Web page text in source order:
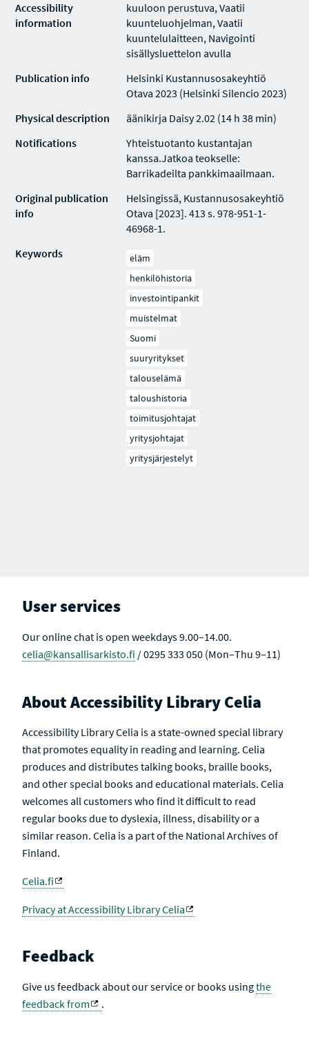
Accessibility
information
kuuloon perustuva, Vaatii
kuunteluohjelman, Vaatii
kuuntelulaitteen, Navigointi
sisällysluettelon avulla
Publication info
Helsinki Kustannusosakeyhtiö
Otava 2023 (Helsinki Silencio 2023)
Physical description
äänikirja Daisy 2.02 (14 h 38 min)
Notifications
Yhteistuotanto kustantajan
kanssa.Jatkoa teokselle:
Barrikadeilta pankkimaailmaan.
Original publication
info
Helsingissä, Kustannusosakeyhtiö
Otava [2023]. 413 s. 978-951-1-
46968-1.
Keywords
eläm
henkilöhistoria
investointipankit
muistelmat
Suomi
suuryritykset
talouselämä
taloushistoria
toimitusjohtajat
yritysjohtajat
yritysjärjestelyt
User services
Our online chat is open weekdays 9.00–14.00.
celia@kansallisarkisto.fi / 0295 333 050 (Mon–Thu 9–11)
About Accessibility Library Celia
Accessibility Library Celia is a state-owned special library
that promotes equality in reading and learning. Celia
produces and distributes talking books, braille books,
and other special books and educational materials. Celia
welcomes all customers who find it difficult to read
regular books due to dyslexia, illness, disability or a
similar reason. Celia is a part of the National Archives of
Finland.
Celia.fi
Privacy at Accessibility Library Celia
Feedback
Give us feedback about our service or books usingthe
feedback from
.